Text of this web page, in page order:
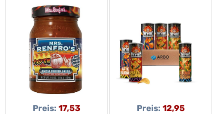
Preis: 17,53
Dragon – Halal
zertifizierter Spicy
Snack Mix für Chili-,
Jalapeño- und würzige
Chips-Fans
Preis: 12,95